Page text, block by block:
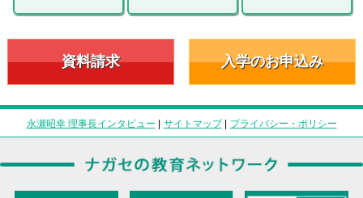
資料請求 入学のお申込み
永瀬昭幸 理事長インタビュー | サイトマップ| プライバシー・ポリシー